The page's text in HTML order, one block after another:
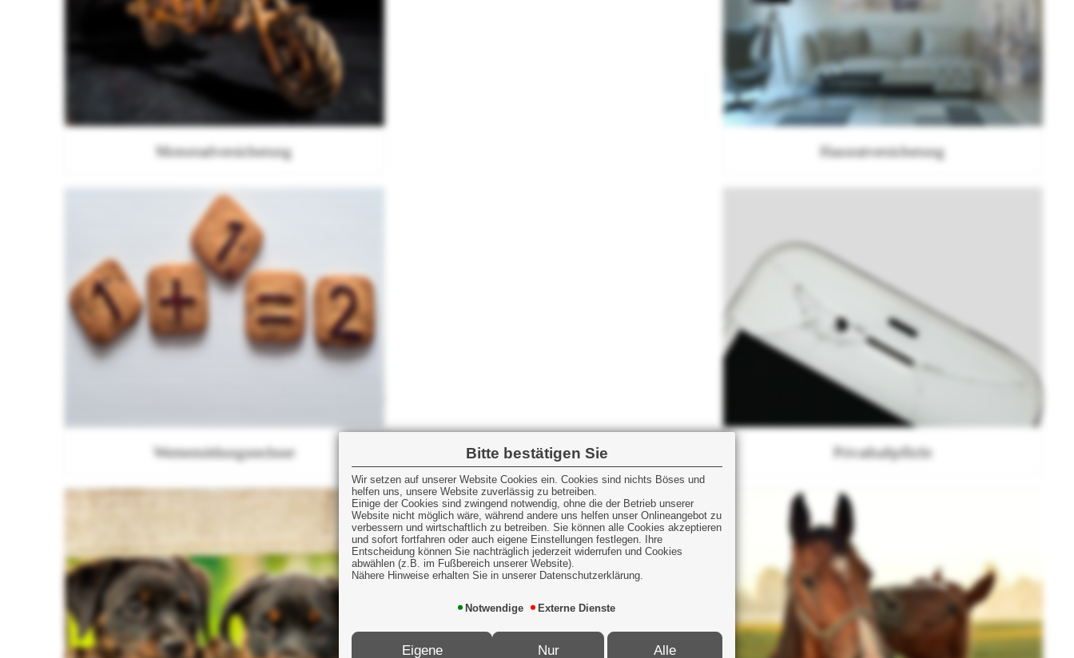
Bitte bestätigen Sie
Wir setzen auf unserer Website Cookies ein. Cookies sind nichts Böses und
helfen uns, unsere Website zuverlässig zu betreiben.
Einige der Cookies sind zwingend notwendig, ohne die der Betrieb unserer
Website nicht möglich wäre, während andere uns helfen unser Onlineangebot zu
verbessern und wirtschaftlich zu betreiben. Sie können alle Cookies akzeptieren
und sofort fortfahren oder auch eigene Einstellungen festlegen. Ihre
Entscheidung können Sie nachträglich jederzeit widerrufen und Cookies
abwählen (z.B. im Fußbereich unserer Website).
Nähere Hinweise erhalten Sie in unserer Datenschutzerklärung.
Notwendige Externe Dienste
Eigene
Nur
Alle
Motorradversicherung Hausratversicherung
Wertermittlungsrechner Privathaftpflicht